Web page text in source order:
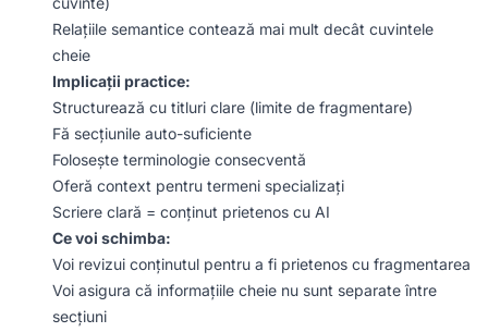
Relațiile semantice contează mai mult decât cuvintele
cheie
Implicații practice:
Structurează cu titluri clare (limite de fragmentare)
Fă secțiunile auto-suficiente
Folosește terminologie consecventă
Oferă context pentru termeni specializați
Scriere clară = conținut prietenos cu AI
Ce voi schimba:
Voi revizui conținutul pentru a fi prietenos cu fragmentarea
Voi asigura că informațiile cheie nu sunt separate între
secțiuni